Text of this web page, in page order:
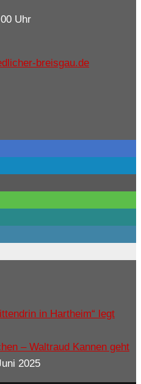
Uhr
breisgau.de
in Hartheim“ legt
– Waltraud Kannen geht
2025